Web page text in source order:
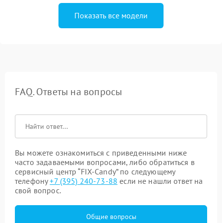
Показать все модели
FAQ. Ответы на вопросы
Вы можете ознакомиться с приведенными ниже
часто задаваемыми вопросами, либо обратиться в
сервисный центр “FIX-Candy” по следующему
телефону+7 (395) 240-73-88 если не нашли ответ на
свой вопрос.
Общие вопросы